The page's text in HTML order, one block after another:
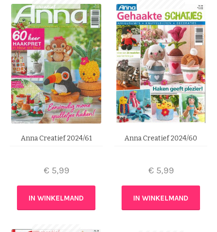
Anna Creatief 2024/61
€ 5,99
IN WINKELMAND
Anna Creatief 2024/60
€ 5,99
IN WINKELMAND